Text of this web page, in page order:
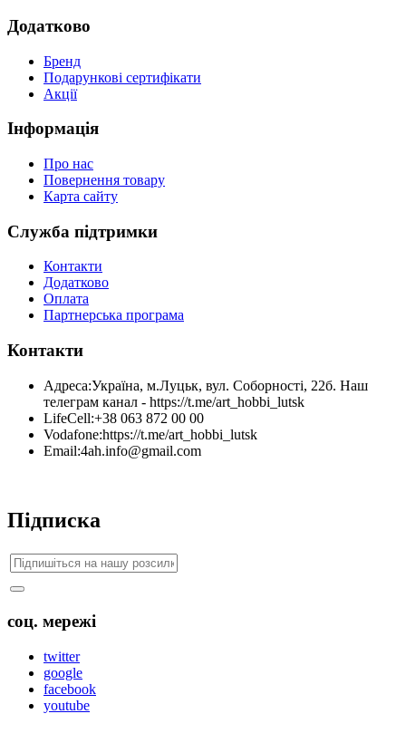
Додатково
Бренд
Подарункові сертифікати
Акції
Інформація
Про нас
Повернення товару
Карта сайту
Служба підтримки
Контакти
Додатково
Оплата
Партнерська програма
Контакти
Адреса:Україна, м.Луцьк, вул. Соборності, 22б. Наш
телеграм канал - https://t.me/art_hobbi_lutsk
LifeCell:+38 063 872 00 00
Vodafone:https://t.me/art_hobbi_lutsk
Email:4ah.info@gmail.com
Підписка
соц. мережі
twitter
google
facebook
youtube